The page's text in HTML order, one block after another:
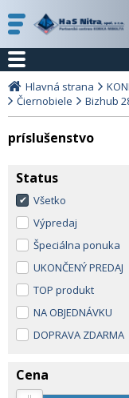
Hlavná strana
Čiernobiele
Bizhub
príslušenstvo
Status
Všetko
Výpredaj
Špeciálna ponuka
UKONČENÝ PREDAJ
TOP produkt
NA OBJEDNÁVKU
DOPRAVA ZDARMA
Cena